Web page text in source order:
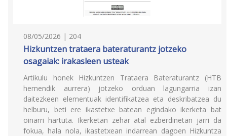
08/05/2026 | 204
Hizkuntzen trataera bateraturantz jotzeko
osagaiak: irakasleen usteak
Artikulu honek Hizkuntzen Trataera Bateraturantz (HTB
hemendik aurrera) jotzeko orduan lagungarria izan
daitezkeen elementuak identifikatzea eta deskribatzea du
helburu, beti ere ikastetxe batean egindako ikerketa bat
oinarri hartuta. Ikerketan zehar atal ezberdinetan jarri da
fokua, hala nola, ikastetxean indarrean dagoen Hizkuntza